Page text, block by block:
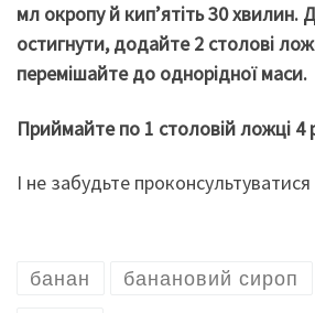
мл окропу й кип’ятіть 30 хвилин.
остигнути, додайте 2 столові
перемішайте до однорідної маси.
Приймайте по 1 столовій ложці 4
І не забудьте проконсультуватися
банан банановий сироп